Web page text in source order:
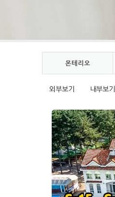
몬테리오
외부보기 내부보기